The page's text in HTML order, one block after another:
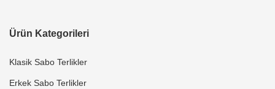
Ürün Kategorileri
Klasik Sabo Terlikler
Erkek Sabo Terlikler